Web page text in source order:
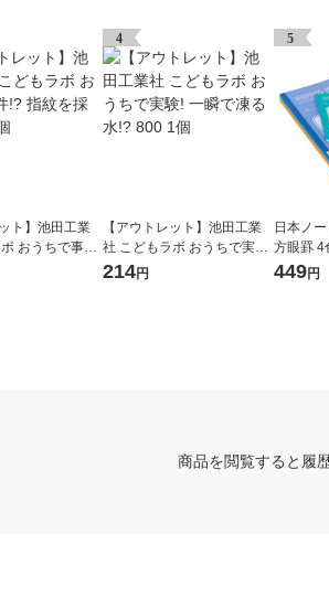
ト】池田工業
おうちで事
取! 810 1個
4
【アウトレット】池田工業
社 こどもラボ おうちで実験!
一瞬で凍る水!? 800 1個
214円
5
日本ノ
方眼罫 4
うノート
449円
商品を閲覧すると履